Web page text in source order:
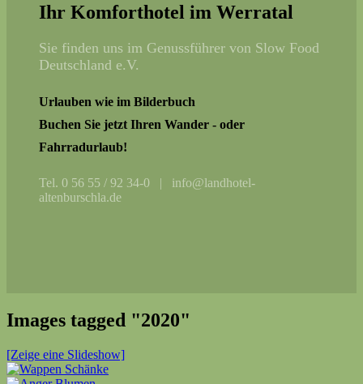
Ihr Komforthotel im Werratal
Sie finden uns im Genussführer von Slow Food
Deutschland e.V.
Urlauben wie im Bilderbuch
Buchen Sie jetzt Ihren Wander - oder
Fahrradurlaub!
Tel. 0 56 55 / 92 34-0 | info@landhotel-
altenburschla.de
Images tagged "2020"
[Zeige eine Slideshow]